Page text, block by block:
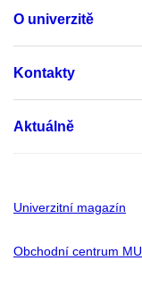
O univerzitě
Kontakty
Aktuálně
Univerzitní magazín
Obchodní centrum MU